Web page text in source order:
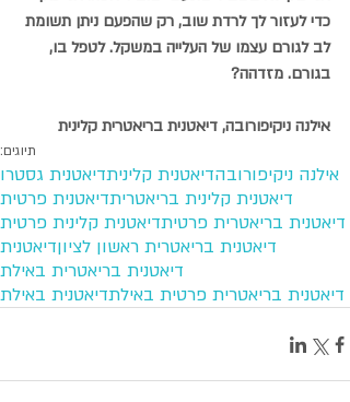
כדי לעזור לך לרדת שוב, רק שהפעם ניתן תשומת
לב לגורם עצמו של העלייה במשקל. לטפל בו,
בגורם. מזדהה?
אילנה ניקיפורובה, דיאטנית בריאטרית קלינית
תיוגים:
אילנה ניקיפורובהדיאטנית קליניתדיאטנית גסטרו
דיאטנית קלינית בריאטריתדיאטנית פרטית
דיאטנית בריאטרית פרטיתדיאטנית קלינית פרטית
דיאטנית בריאטרית ראשון לציוןדיאטנית
דיאטנית בריאטרית באילת
דיאטנית בריאטרית פרטית באילתדיאטנית באילת